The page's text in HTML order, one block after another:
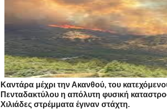
Καντάρα μέχρι την Ακανθού, του
Πενταδακτύλου η απόλυτη φυσική
Χιλιάδες στρέμματα έγιναν στάχτη.